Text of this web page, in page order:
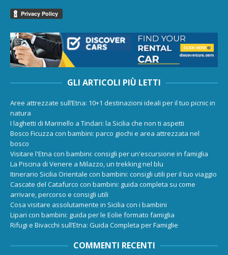
GLI ARTICOLI PIÙ LETTI
Aree attrezzate sull’Etna: 10+1 destinazioni ideali per il tuo picnic in
natura
I laghetti di Marinello a Tindari: la Sicilia che non ti aspetti
Bosco Ficuzza con bambini: parco giochi e area attrezzata nel
bosco
Visitare l'Etna con bambini: consigli per un'escursione in famiglia
La Piscina di Venere a Milazzo, un trekking nel blu
Itinerario Sicilia Orientale con bambini: consigli utili per il tuo viaggio
Cascate del Catafurco con bambini: guida completa su come
arrivare, percorso e consigli utili
Cosa visitare assolutamente in Sicilia con i bambini
Lipari con bambini: guida per le Eolie formato famiglia
Rifugi e Bivacchi sull’Etna: Guida Completa per Famiglie
COMMENTI RECENTI